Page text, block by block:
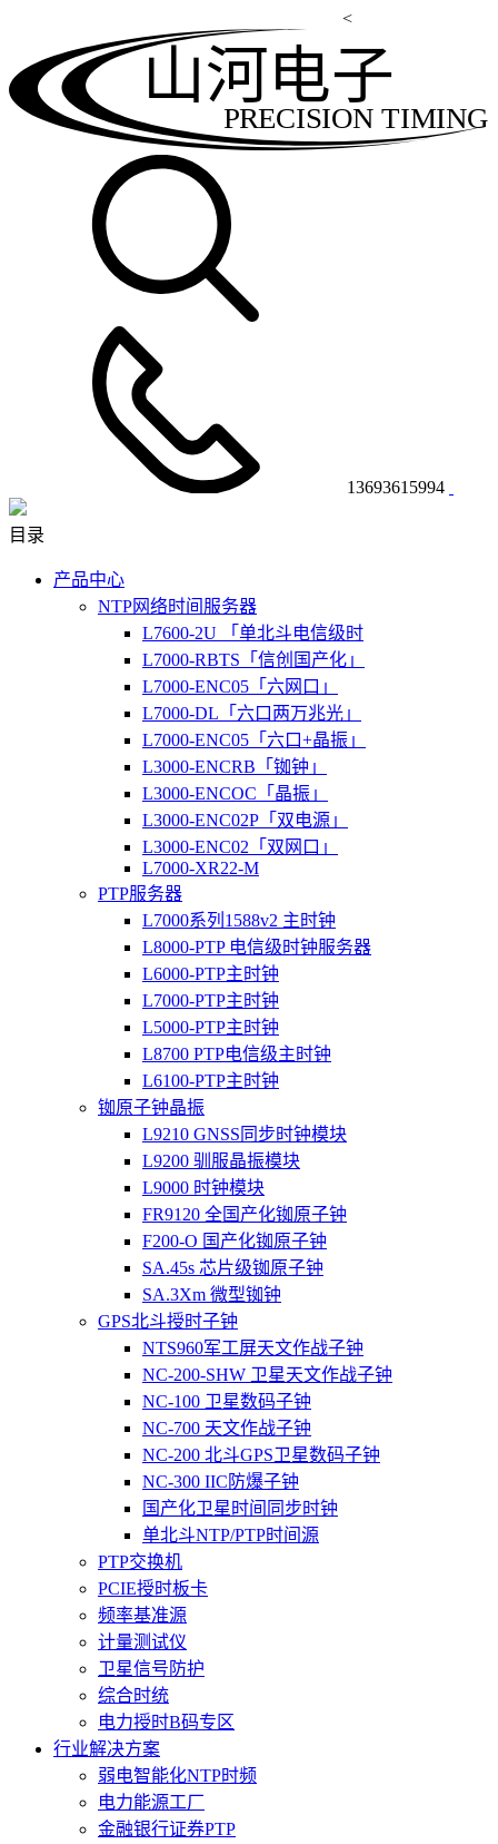
<
PRECISION TIMING
山河电子
13693615994
目录
产品中心
NTP网络时间服务器
L7600-2U 「单北斗电信级时
L7000-RBTS「信创国产化」
L7000-ENC05「六网口」
L7000-DL「六口两万兆光」
L7000-ENC05「六口+晶振」
L3000-ENCRB「铷钟」
L3000-ENCOC「晶振」
L3000-ENC02P「双电源」
L3000-ENC02「双网口」
L7000-XR22-M
PTP服务器
L7000系列1588v2 主时钟
L8000-PTP 电信级时钟服务器
L6000-PTP主时钟
L7000-PTP主时钟
L5000-PTP主时钟
L8700 PTP电信级主时钟
L6100-PTP主时钟
铷原子钟晶振
L9210 GNSS同步时钟模块
L9200 驯服晶振模块
L9000 时钟模块
FR9120 全国产化铷原子钟
F200-O 国产化铷原子钟
SA.45s 芯片级铷原子钟
SA.3Xm 微型铷钟
GPS北斗授时子钟
NTS960军工屏天文作战子钟
NC-200-SHW 卫星天文作战子钟
NC-100 卫星数码子钟
NC-700 天文作战子钟
NC-200 北斗GPS卫星数码子钟
NC-300 IIC防爆子钟
国产化卫星时间同步时钟
单北斗NTP/PTP时间源
PTP交换机
PCIE授时板卡
频率基准源
计量测试仪
卫星信号防护
综合时统
电力授时B码专区
行业解决方案
弱电智能化NTP时频
电力能源工厂
金融银行证券PTP